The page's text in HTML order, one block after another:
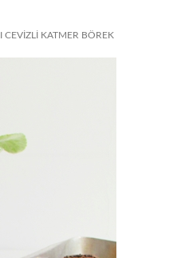
CEVIZLI KATMER BÖREK